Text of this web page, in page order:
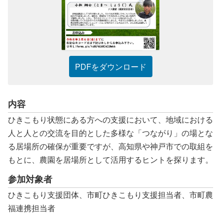
カウンセリング機関
就職の相談や情報
学びたい方へ
研修や講座
全寮制の県立フリースクール
連絡したい方へ
PDFをダウンロード
内容
ひきこもり状態にある方への支援において、地域における
人と人との交流を目的とした多様な「つながり」の場とな
る居場所の確保が重要ですが、高知県や神戸市での取組を
もとに、農園を居場所として活用するヒントを探ります。
参加対象者
ひきこもり支援団体、市町ひきこもり支援担当者、市町農
福連携担当者